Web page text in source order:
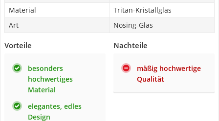
Material
Tritan-Kristallglas
Art
Nosing-Glas
Vorteile
besonders
hochwertiges
Material
elegantes, edles
Design
Nachteile
mäßig hochwertige
Qualität